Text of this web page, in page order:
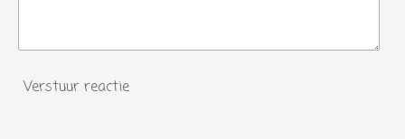
Verstuur reactie